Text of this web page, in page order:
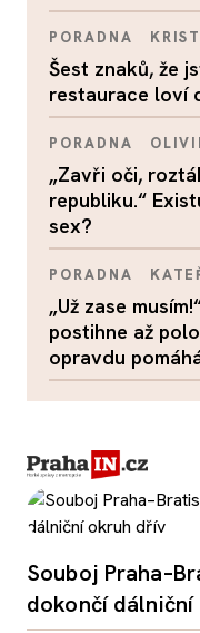
PORADNA
Šest znaků, že
restaurace loví
PORADNA
„Zavři oči,
republiku.“
sex?
PORADNA
„Už zase
postihne až
opravdu
Souboj
dokončí